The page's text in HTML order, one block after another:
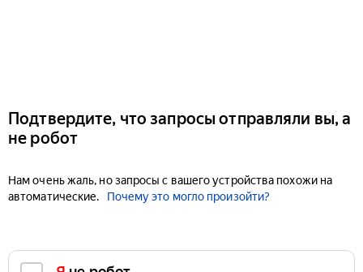
Подтвердите, что запросы отправляли вы, а
не робот
Нам очень жаль, но запросы с вашего устройства похожи на
автоматические.
Почему это могло произойти?